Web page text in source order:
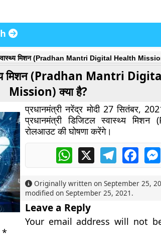
स्वास्थ्य मिशन (Pradhan Mantri Digital Health
मिशन (Pradhan Mantri
Mission) क्या है?
प्रधानमंत्री नरेंद्र मोदी 27 सितंबर,
प्रधानमंत्री डिजिटल स्वास्थ्य
रोलआउट की घोषणा करेंगे।
WhatsApp
X Telegram
Originally written onSeptember 25,
modified onSeptember 25, 2021 .
Leave a Reply
Your email address will not
*